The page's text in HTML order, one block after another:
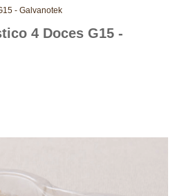
- Galvanotek
4 Doces G15 -